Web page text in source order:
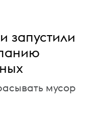
запустили
мусор